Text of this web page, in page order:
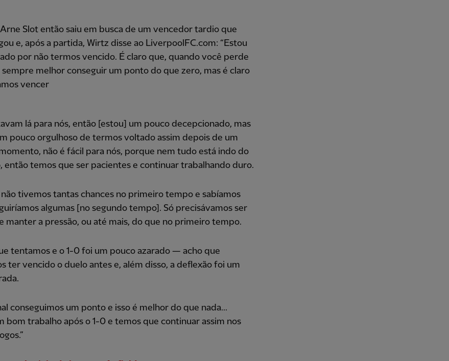
Slot então saiu em busca de um vencedor tardio que
e, após a partida, Wirtz disse ao LiverpoolFC.com: “Estou
por não termos vencido. É claro que, quando você perde
sempre melhor conseguir um ponto do que zero, mas é claro
vencer
lá para nós, então [estou] um pouco decepcionado, mas
pouco orgulhoso de termos voltado assim depois de um
não é fácil para nós, porque nem tudo está indo do
então temos que ser pacientes e continuar trabalhando duro.
não tivemos tantas chances no primeiro tempo e sabíamos
algumas [no segundo tempo]. Só precisávamos ser
manter a pressão, ou até mais, do que no primeiro tempo.
tentamos e o 1-0 foi um pouco azarado — acho que
ter vencido o duelo antes e, além disso, a deflexão foi um
conseguimos um ponto e isso é melhor do que nada...
bom trabalho após o 1-0 e temos que continuar assim nos